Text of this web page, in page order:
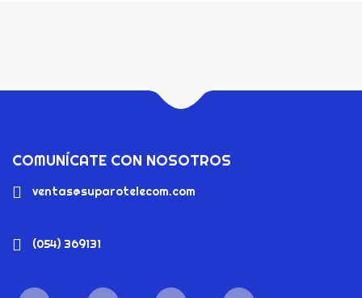
COMUNÍCATE CON NOSOTROS
ventas@suparotelecom.com
(054) 369131